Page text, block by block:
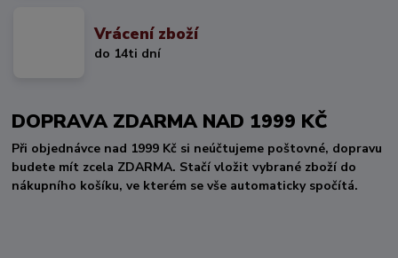
Vrácení zboží
do 14ti dní
DOPRAVA ZDARMA NAD 1999 KČ
Při objednávce nad 1999 Kč si neúčtujeme poštovné, dopravu
budete mít zcela ZDARMA. Stačí vložit vybrané zboží do
nákupního košíku, ve kterém se vše automaticky spočítá.